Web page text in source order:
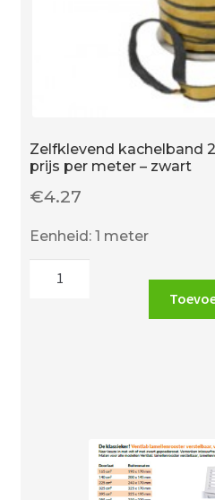
Zelfklevend kachelband
prijs per meter – zwart
€4.27
Eenheid: 1 meter